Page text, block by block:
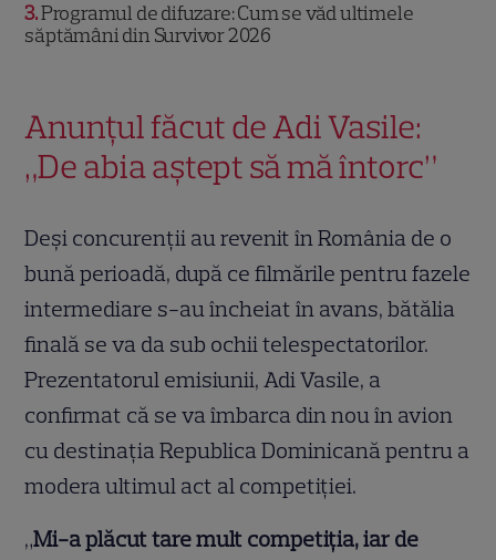
3 Programul de difuzare: Cum se văd ultimele
săptămâni din Survivor 2026
Anunțul făcut de Adi Vasile:
„De abia aștept să mă întorc”
Deși concurenții au revenit în România de o
bună perioadă, după ce filmările pentru fazele
intermediare s-au încheiat în avans, bătălia
finală se va da sub ochii telespectatorilor.
Prezentatorul emisiunii, Adi Vasile, a
confirmat că se va îmbarca din nou în avion
cu destinația Republica Dominicană pentru a
modera ultimul act al competiției.
„Mi-a plăcut tare mult competiția, iar de